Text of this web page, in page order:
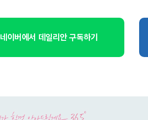
네이버에서 데일리안 구독하기